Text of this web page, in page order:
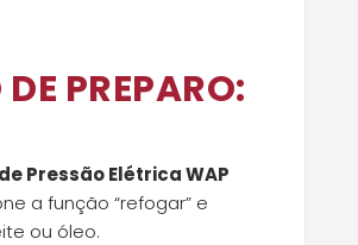
PREPARO:
Pressão Elétrica WAP
a função “refogar” e
ou óleo.